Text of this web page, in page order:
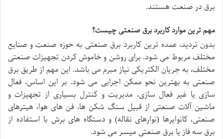
برق در صنعت هستند.
مهم ترین موارد کاربرد برق صنعتی چیست؟
بدون تردید، عمده ترین کاربرد برق صنعتی به حوزه صنعت و صنایع
مختلف مربوط می شود. برای روشن و خاموش کردن تجهیزات صنعتی
مختلف، به جریان الکتریکی نیاز مبرم می باشد. این مهم از طریق برق
صنعتی به بهترین نحو ممکن اجرایی می شود. بر این اساس، فعال
سازی یا غیر فعال سازی، مدیریت و کنترل بسیاری از تجهیزات و
ماشین آلات صنعتی از قبیل سنگ شکن ها، فن های هوا، هیترهای
صنعتی، کانوایرها (نوارهای نقاله) و دستگاه های برش با استفاده از
برق سه فاز یا برق صنعتی میسر می شود.